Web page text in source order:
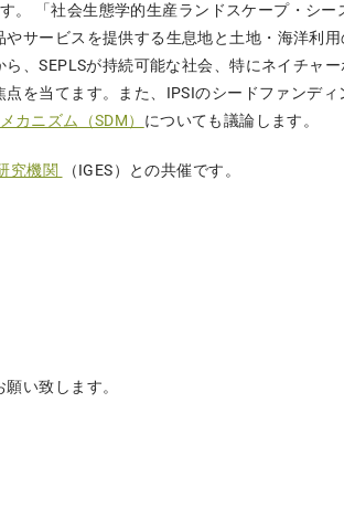
。 「社会生態学的生産ランドスケープ・シ
サービスを提供する生息地と土地・海洋利
、SEPLSが持続可能な社会、特にネイチャ
を当てます。また、IPSIのシードファンデ
カニズム（SDM） についても議論します。
究機関 （IGES）との共催です。
い致します。